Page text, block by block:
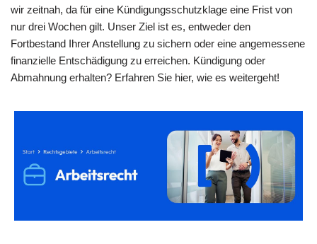
wir zeitnah, da für eine Kündigungsschutzklage eine Frist von
nur drei Wochen gilt. Unser Ziel ist es, entweder den
Fortbestand Ihrer Anstellung zu sichern oder eine angemessene
finanzielle Entschädigung zu erreichen. Kündigung oder
Abmahnung erhalten? Erfahren Sie hier, wie es weitergeht!